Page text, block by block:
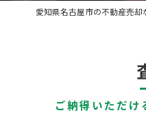
愛知県名古屋市の不動産売却
ご納得いただけ